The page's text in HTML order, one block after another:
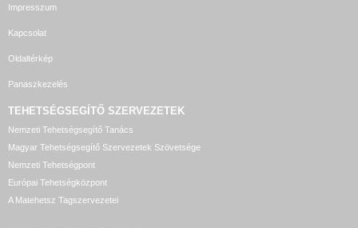
Impresszum
Kapcsolat
Oldaltérkép
Panaszkezelés
TEHETSÉGSEGÍTŐ SZERVEZETEK
Nemzeti Tehetségsegítő Tanács
Magyar Tehetségsegítő Szervezetek Szövetsége
Nemzeti Tehetségpont
Európai Tehetségközpont
A Matehetsz Tagszervezetei